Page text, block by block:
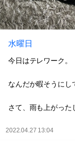
水曜日
今日はテレワーク。
なんだか暇そうにし
さて、雨も上がった
2022.04.27 13:04